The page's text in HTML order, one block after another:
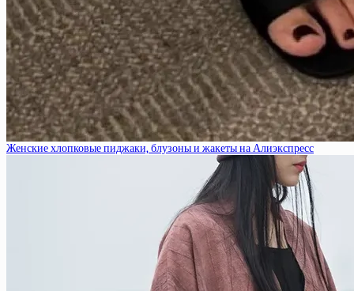
Женские хлопковые пиджаки, блузоны и жакеты на Алиэкспресс